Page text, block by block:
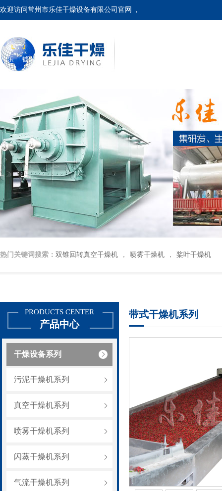
欢迎访问常州市乐佳干燥设备有限公司官网 ,
热门关键词搜索： 双锥回转真空干燥机 ， 喷雾干燥机 ， 桨叶干燥机
PRODUCTS CENTER
产品中心
干燥设备系列
污泥干燥机系列
真空干燥机系列
喷雾干燥机系列
闪蒸干燥机系列
气流干燥机系列
带式干燥机系列